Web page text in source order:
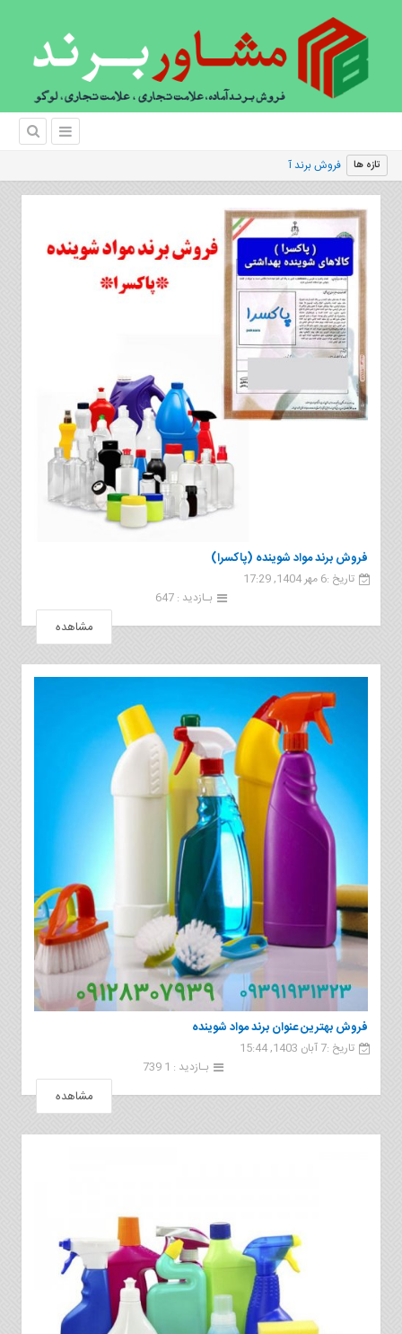
تازه ها فروش برند آماده/بازاریابی جاویژه
فروش برند مواد شوینده (پاکسرا)
تاریخ :6 مهر 1404, 17:29
بـازدید : 647
مشاهده
فروش بهترین عنوان برند مواد شوینده
تاریخ :7 آبان 1403, 15:44
بـازدید : 1 739
مشاهده